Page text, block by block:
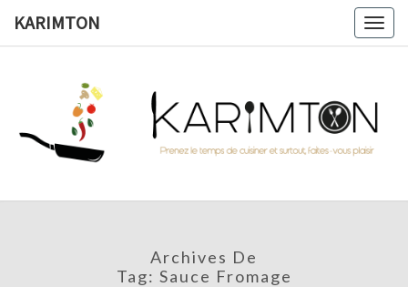
KARIMTON
Prenez
Le
Et
Vous
Plaisir !
Archives De
Tag: Sauce Fromage